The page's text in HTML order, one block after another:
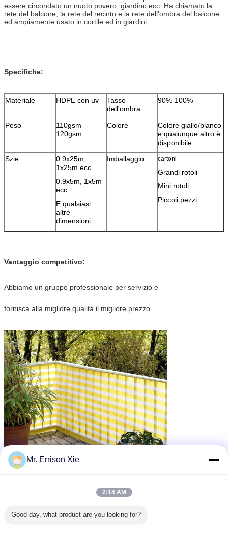
essere circondato un nuoto povero, giardino ecc. Ha chiamato la
rete del balcone, la rete del recinto e la rete dell'ombra del balcone
ed ampiamente usato in cortile ed in giardini.
Specifiche:
Materiale HDPE con uv
Tasso
dell'ombra
90%-100%
Peso
110gsm-
120gsm
Colore
Colore giallo/bianco
e qualunque altro è
disponibile
Szie
0.9x25m,
1x25m ecc
0.9x5m, 1x5m
ecc
E qualsiasi
altre
dimensioni
Imballaggio cartoni
Grandi rotoli
Mini rotoli
Piccoli pezzi
Vantaggio competitivo:
Abbiamo un gruppo professionale per servizio e
fornisca alla migliore qualità il migliore prezzo.
Etichette: agro rete dell'ombra
reticolato di plastica della maglia
Ottieni il miglior prezzo per
Mr. Errison Xie
2:14 AM
Good day, what product are you looking for?